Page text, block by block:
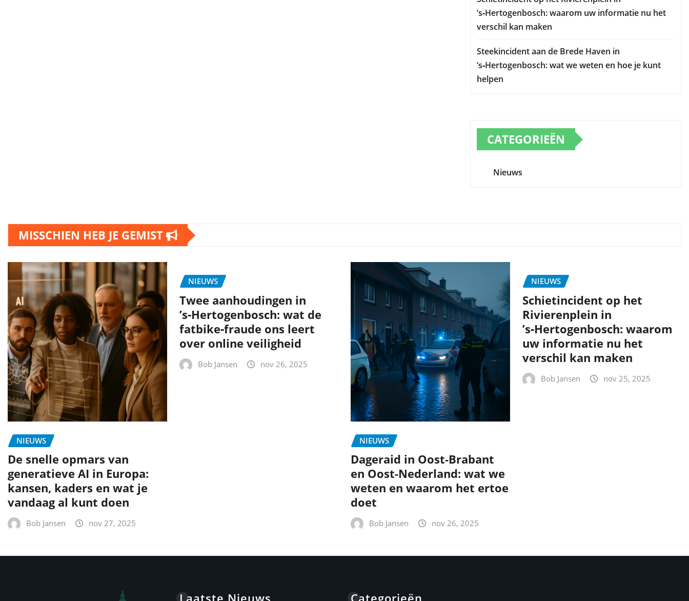
’s‑Hertogenbosch: waarom uw informatie nu het
verschil kan maken
Steekincident aan de Brede Haven in
’s‑Hertogenbosch: wat we weten en hoe je kunt
helpen
CATEGORIEËN
Nieuws
MISSCHIEN HEB JE GEMIST
NIEUWS
De snelle opmars van
generatieve AI in Europa:
kansen, kaders en wat je
vandaag al kunt doen
Bob Jansen nov 27, 2025
NIEUWS
Twee aanhoudingen in
’s‑Hertogenbosch: wat de
fatbike‑fraude ons leert
over online veiligheid
Bob Jansen nov 26, 2025
NIEUWS
Dageraid in Oost-Brabant
en Oost-Nederland: wat we
weten en waarom het ertoe
doet
Bob Jansen nov 26, 2025
NIEUWS
Schietincident op het
Rivierenplein in
’s‑Hertogenbosch: waarom
uw informatie nu het
verschil kan maken
Bob Jansen nov 25, 2025